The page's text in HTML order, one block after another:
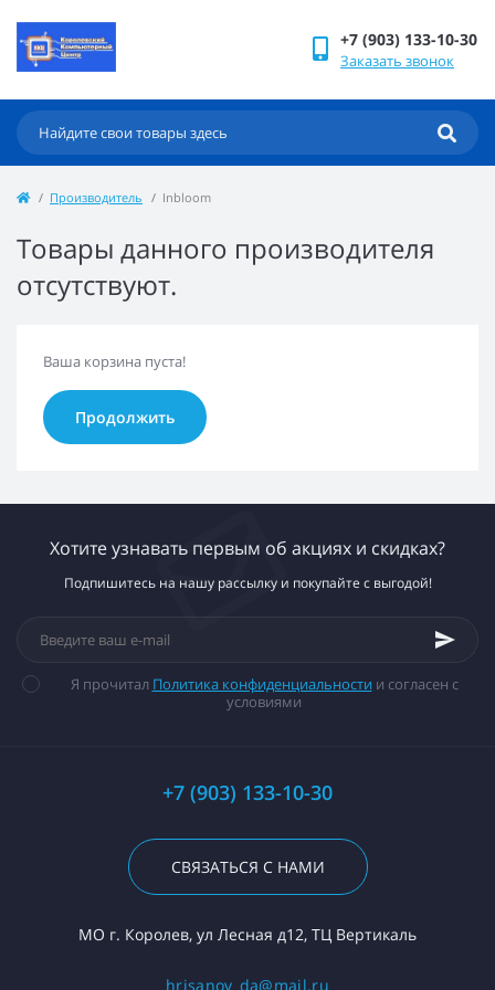
+7 (903) 133-10-30
Заказать звонок
Производитель Inbloom
Товары данного производителя
отсутствуют.
Ваша корзина пуста!
Продолжить
Хотите узнавать первым об акциях и скидках?
Подпишитесь на нашу рассылку и покупайте с выгодой!
Я прочитал Политика конфиденциальности и согласен с
условиями
+7 (903) 133-10-30
СВЯЗАТЬСЯ С НАМИ
МО г. Королев, ул Лесная д12, ТЦ Вертикаль
hrisanov_da@mail.ru